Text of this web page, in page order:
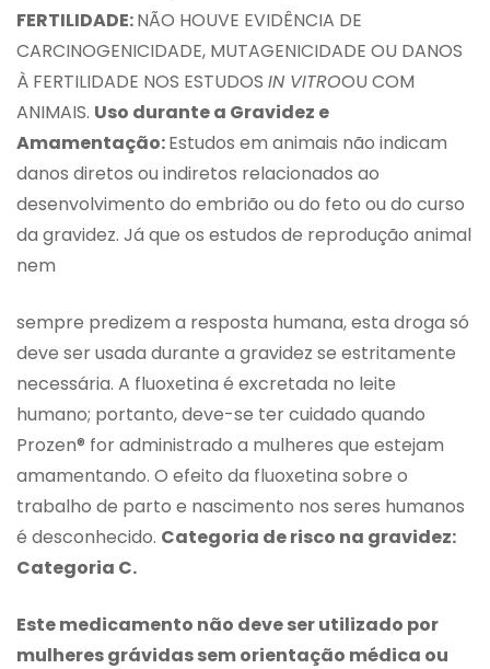
FERTILIDADE:NÃO HOUVE EVIDÊNCIA DE
CARCINOGENICIDADE, MUTAGENICIDADE OU DANOS
À FERTILIDADE NOS ESTUDOS IN VITROOU COM
ANIMAIS. Uso durante a Gravidez e
Amamentação:Estudos em animais não indicam
danos diretos ou indiretos relacionados ao
desenvolvimento do embrião ou do feto ou do curso
da gravidez. Já que os estudos de reprodução animal
nem
sempre predizem a resposta humana, esta droga só
deve ser usada durante a gravidez se estritamente
necessária. A fluoxetina é excretada no leite
humano; portanto, deve-se ter cuidado quando
Prozen® for administrado a mulheres que estejam
amamentando. O efeito da fluoxetina sobre o
trabalho de parto e nascimento nos seres humanos
é desconhecido. Categoria de risco na gravidez:
Categoria C.
Este medicamento não deve ser utilizado por
mulheres grávidas sem orientação médica ou